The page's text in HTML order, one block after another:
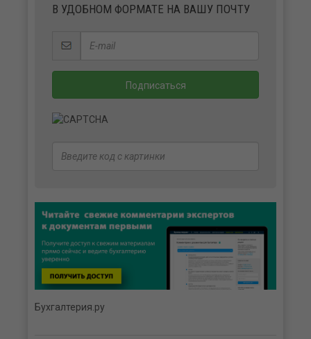
В УДОБНОМ ФОРМАТЕ НА ВАШУ ПОЧТУ
Бухгалтерия.ру